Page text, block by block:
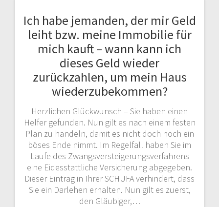
Ich habe jemanden, der mir Geld
leiht bzw. meine Immobilie für
mich kauft – wann kann ich
dieses Geld wieder
zurückzahlen, um mein Haus
wiederzubekommen?
Herzlichen Glückwunsch – Sie haben einen
Helfer gefunden. Nun gilt es nach einem festen
Plan zu handeln, damit es nicht doch noch ein
böses Ende nimmt. Im Regelfall haben Sie im
Laufe des Zwangsversteigerungsverfahrens
eine Eidesstattliche Versicherung abgegeben.
Dieser Eintrag in Ihrer SCHUFA verhindert, dass
Sie ein Darlehen erhalten. Nun gilt es zuerst,
den Gläubiger,…